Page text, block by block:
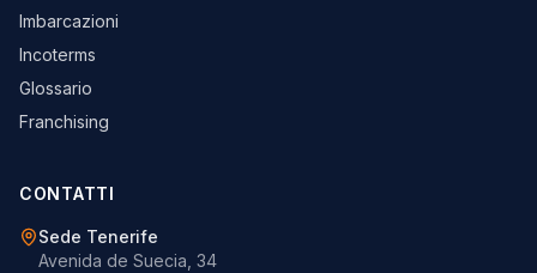
Imbarcazioni
Incoterms
Glossario
Franchising
CONTATTI
Sede Tenerife
Avenida de Suecia, 34